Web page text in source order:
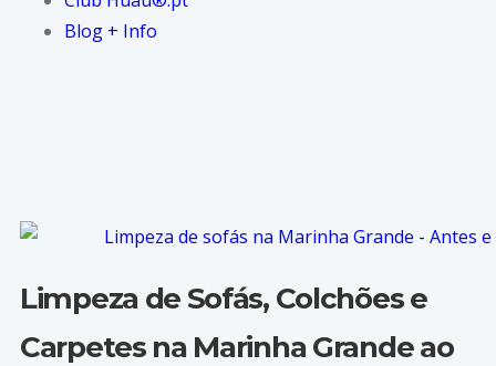
Blog + Info
Limpeza de Sofás, Colchões e
Carpetes na Marinha Grande ao